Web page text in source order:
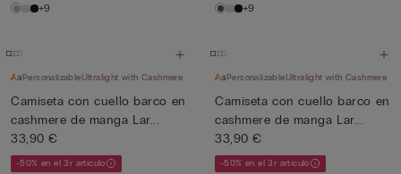
+9 +9
PersonalizableUltralight with Cashmere
Camiseta con cuello barco en
cashmere de manga Lar...
33,90 €
-50% en el 3r artículo
PersonalizableUltralight with Cashmere
Camiseta con cuello barco en
cashmere de manga Lar...
33,90 €
-50% en el 3r artículo